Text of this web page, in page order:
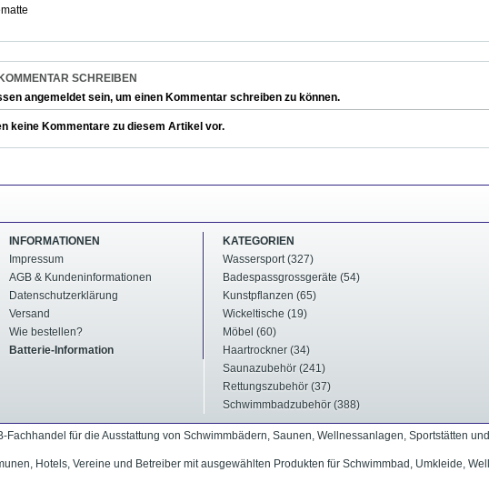
SCHREIBEN
angemeldet sein, um einen Kommentar schreiben zu können.
keine Kommentare zu diesem Artikel vor.
INFORMATIONEN
Impressum
AGB & Kundeninformationen
Datenschutzerklärung
Versand
Wie bestellen?
Batterie-Information
KATEGORIEN
Wassersport (327)
Badespassgrossgeräte (54)
Kunstpflanzen (65)
Wickeltische (19)
Möbel (60)
Haartrockner (34)
Saunazubehör (241)
Rettungszubehör (37)
Schwimmbadzubehör (388)
Fachhandel für die Ausstattung von Schwimmbädern, Saunen, Wellnessanlagen, Sportstätten
Hotels, Vereine und Betreiber mit ausgewählten Produkten für Schwimmbad, Umkleide,